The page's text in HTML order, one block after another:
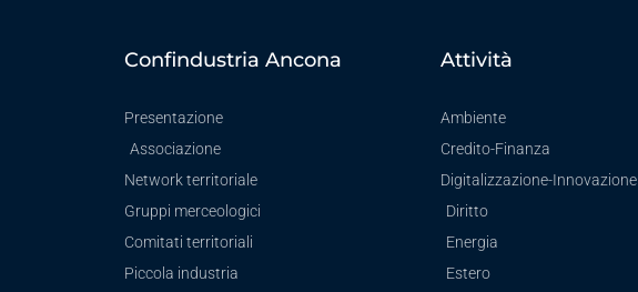
Confindustria Ancona
Presentazione
Associazione
Network territoriale
Gruppi merceologici
Comitati territoriali
Piccola industria
Attività
Ambiente
Credito-Finanza
Digitalizzazione-Innovazione
Diritto
Energia
Estero